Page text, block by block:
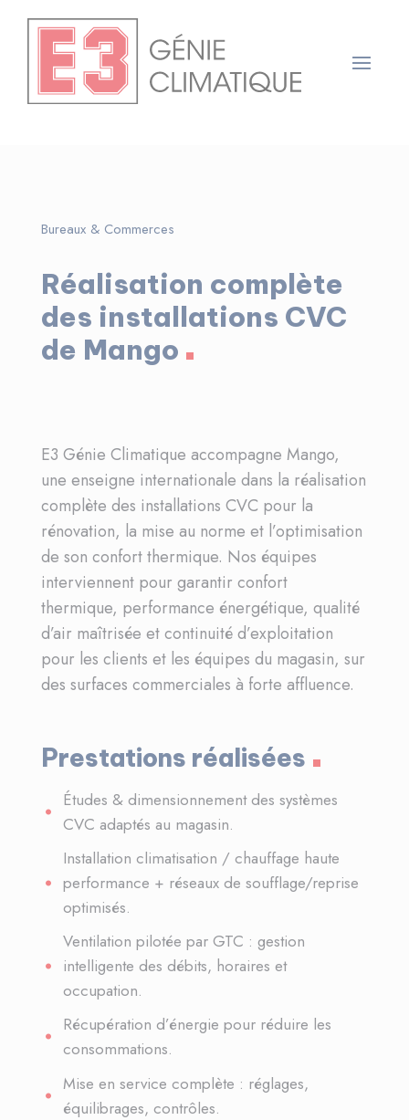
Bureaux & Commerces
Réalisation complète
des installations CVC
de Mango
E3 Génie Climatique accompagne Mango,
une enseigne internationale dans la réalisation
complète des installations CVC pour la
rénovation, la mise au norme et l’optimisation
de son confort thermique. Nos équipes
interviennent pour garantir confort
thermique, performance énergétique, qualité
d’air maîtrisée et continuité d’exploitation
pour les clients et les équipes du magasin, sur
des surfaces commerciales à forte affluence.
Prestations réalisées
Études & dimensionnement des systèmes
CVC adaptés au magasin.
Installation climatisation / chauffage haute
performance + réseaux de soufflage/reprise
optimisés.
Ventilation pilotée par GTC : gestion
intelligente des débits, horaires et
occupation.
Récupération d’énergie pour réduire les
consommations.
Mise en service complète : réglages,
équilibrages, contrôles.
Panneau de gestion des cookies